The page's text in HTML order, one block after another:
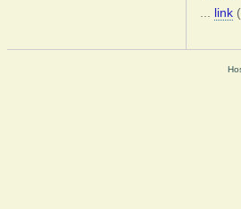
link